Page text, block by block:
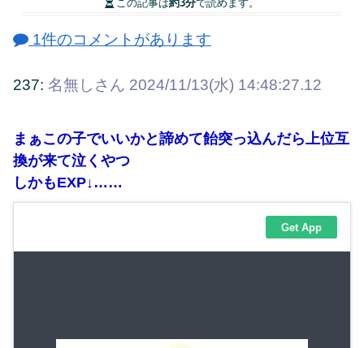
この記事は約3分で読めます。
1件のコメントがあります
237: 名無しさん 2024/11/13(水) 14:48:27.12
まぁこの子でいいかと諦めて飴突っ込んだら上位互
換が来て泣くやつ
しかもEXP↓……